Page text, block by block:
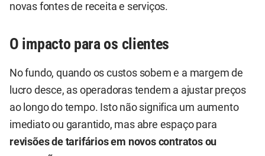
novas fontes de receita e serviços.
O impacto para os clientes
No fundo, quando os custos sobem e a margem de
lucro desce, as operadoras tendem a ajustar preços
ao longo do tempo. Isto não significa um aumento
imediato ou garantido, mas abre espaço para
revisões de tarifários em novos contratos ou